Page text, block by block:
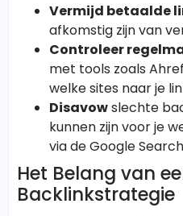
Vermijd betaalde
afkomstig zijn van
Controleer
met tools zoals
welke sites naar je
Disavowslechte
kunnen zijn voor je
via de Google
Het Belang van
Backlinkstrategie